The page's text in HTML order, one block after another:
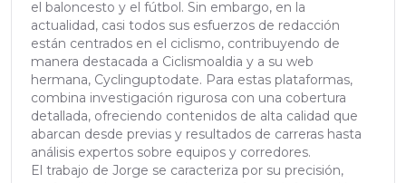
el baloncesto y el fútbol. Sin embargo, en la
actualidad, casi todos sus esfuerzos de redacción
están centrados en el ciclismo, contribuyendo de
manera destacada a Ciclismoaldia y a su web
hermana, Cyclinguptodate. Para estas plataformas,
combina investigación rigurosa con una cobertura
detallada, ofreciendo contenidos de alta calidad que
abarcan desde previas y resultados de carreras hasta
análisis expertos sobre equipos y corredores.
El trabajo de Jorge se caracteriza por su precisión,